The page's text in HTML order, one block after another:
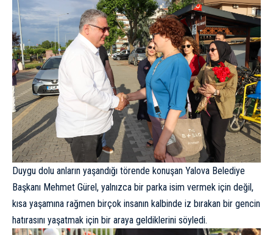
Duygu dolu anların yaşandığı törende konuşan Yalova Belediye
Başkanı Mehmet Gürel, yalnızca bir parka isim vermek için değil,
kısa yaşamına rağmen birçok insanın kalbinde iz bırakan bir gencin
hatırasını yaşatmak için bir araya geldiklerini söyledi.